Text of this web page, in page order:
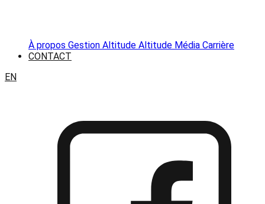
À propos Gestion Altitude Altitude Média Carrière
CONTACT
EN